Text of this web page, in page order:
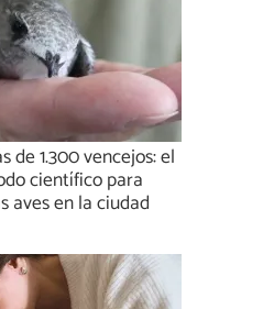
de 1.300 vencejos: el
científico para
aves en la ciudad